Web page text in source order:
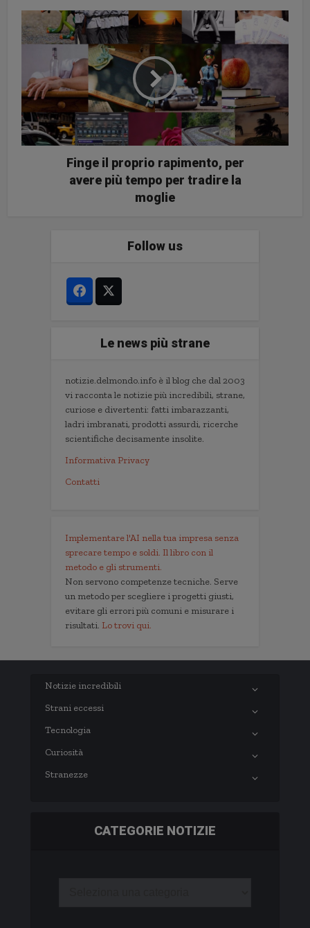
Finge il proprio rapimento, per
avere più tempo per tradire la
moglie
Follow us
Le news più strane
notizie.delmondo.info è il blog che dal 2003
vi racconta le notizie più incredibili, strane,
curiose e divertenti: fatti imbarazzanti,
ladri imbranati, prodotti assurdi, ricerche
scientifiche decisamente insolite.
Informativa Privacy
Contatti
Implementare l'AI nella tua impresa senza
sprecare tempo e soldi. Il libro con il
metodo e gli strumenti.
Non servono competenze tecniche. Serve
un metodo per scegliere i progetti giusti,
evitare gli errori più comuni e misurare i
risultati. Lo trovi qui.
Notizie incredibili
Strani eccessi
Tecnologia
Curiosità
Stranezze
CATEGORIE NOTIZIE